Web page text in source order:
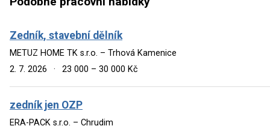
Zedník, stavební dělník
METUZ HOME TK s.r.o. – Trhová Kamenice
2. 7. 2026
· 23 000 – 30 000 Kč
zedník jen OZP
ERA-PACK s.r.o. – Chrudim